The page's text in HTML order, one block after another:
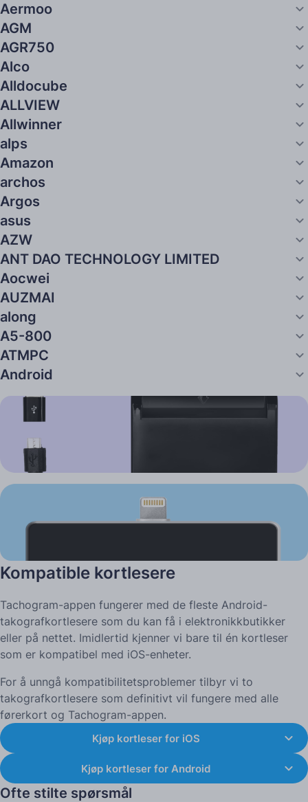
Aermoo
AGM
AGR750
Alco
Alldocube
ALLVIEW
Allwinner
alps
Amazon
archos
Argos
asus
AZW
ANT DAO TECHNOLOGY LIMITED
Aocwei
AUZMAI
along
A5-800
ATMPC
Android
Kompatible kortlesere
Tachogram-appen fungerer med de fleste Android-
takografkortlesere som du kan få i elektronikkbutikker
eller på nettet. Imidlertid kjenner vi bare til én kortleser
som er kompatibel med iOS-enheter.
For å unngå kompatibilitetsproblemer tilbyr vi to
takografkortlesere som definitivt vil fungere med alle
førerkort og Tachogram-appen.
Kjøp kortleser for iOS
Kjøp kortleser for Android
Ofte stilte spørsmål